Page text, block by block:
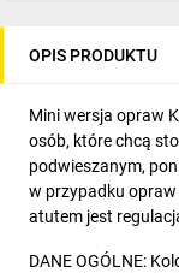
OPIS PRODUKTU
Mini wersja opraw
osób, które chcą
podwieszanym,
w przypadku
atutem jest
DANE OGÓLNE: